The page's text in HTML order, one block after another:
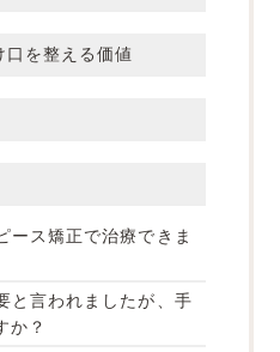
を整える価値
ース矯正で治療できま
と言われましたが、手
か？